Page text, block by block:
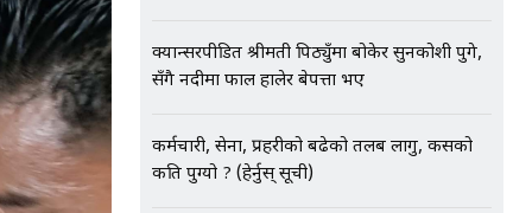
क्यान्सरपीडित श्रीमती पिठ्युँमा बोकेर सुनकोशी पुगे,
सँगै नदीमा फाल हालेर बेपत्ता भए
कर्मचारी, सेना, प्रहरीको बढेको तलब लागु, कसको
कति पुग्यो ? (हेर्नुस् सूची)